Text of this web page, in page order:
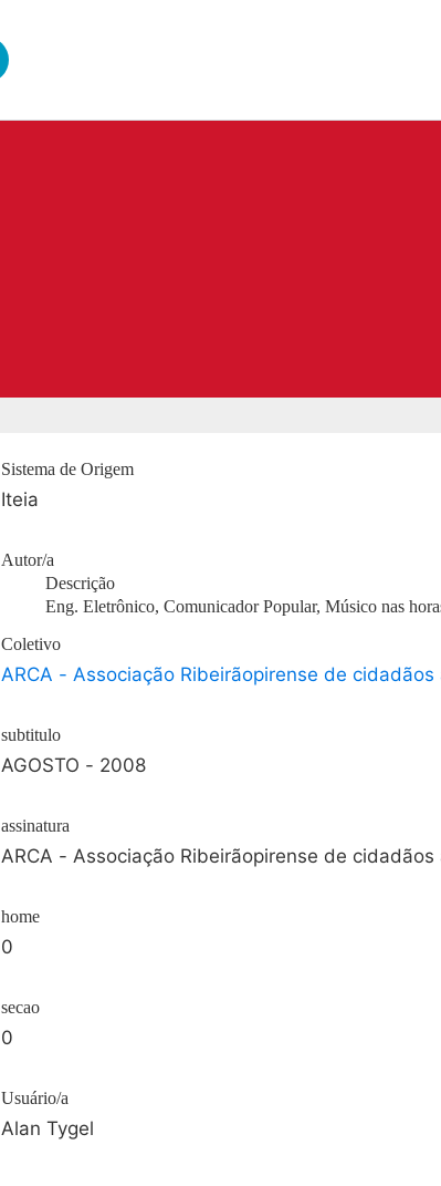
Sistema de Origem
Iteia
Autor/a
Descrição
Eng. Eletrônico, Comunicador Popular, Músico nas
Coletivo
ARCA - Associação Ribeirãopirense de
subtitulo
AGOSTO - 2008
assinatura
ARCA - Associação Ribeirãopirense de
home
0
secao
0
Usuário/a
Alan Tygel